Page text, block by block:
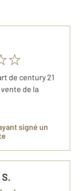
de century 21
de la
signé un
S.